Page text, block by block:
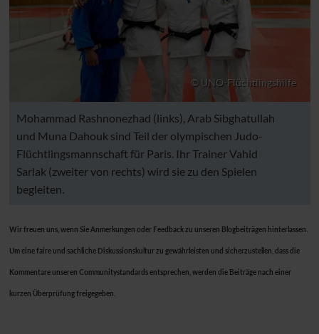
© UNO-Flüchtlingshilfe
Mohammad Rashnonezhad (links), Arab Sibghatullah
und Muna Dahouk sind Teil der olympischen Judo-
Flüchtlingsmannschaft für Paris. Ihr Trainer Vahid
Sarlak (zweiter von rechts) wird sie zu den Spielen
begleiten.
Wir freuen uns, wenn Sie Anmerkungen oder Feedback zu unseren Blogbeiträgen hinterlassen.
Um eine faire und sachliche Diskussionskultur zu gewährleisten und sicherzustellen, dass die
Kommentare unseren Communitystandards entsprechen, werden die Beiträge nach einer
kurzen Überprüfung freigegeben.